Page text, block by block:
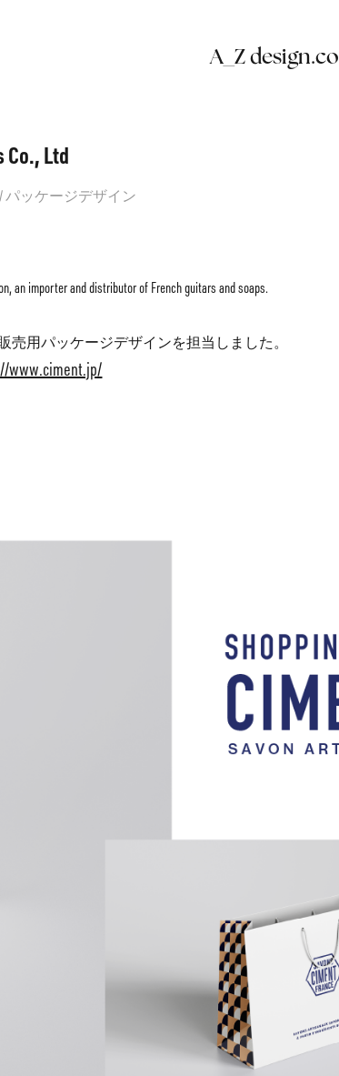
A_Z design.co
Co., Ltd
/ パッケージデザイン
an importer and distributor of French guitars and soaps.
売用パッケージデザインを担当しました。
www.ciment.jp/